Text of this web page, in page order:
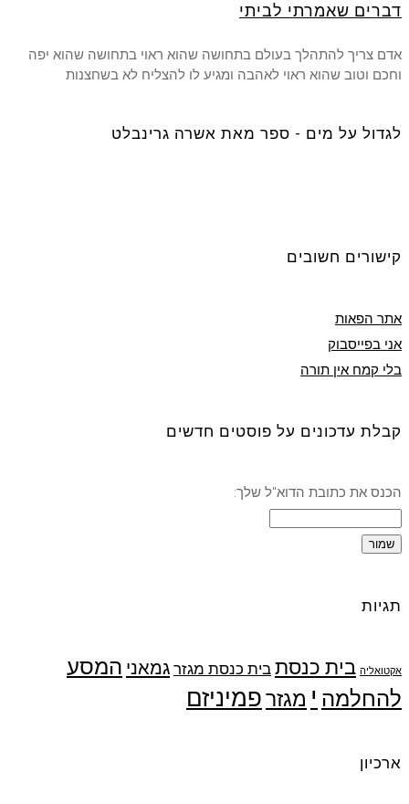
דברים שאמרתי לביתי
אדם צריך להתהלך בעולם בתחושה שהוא ראוי בתחושה שהוא יפה
וחכם וטוב שהוא ראוי לאהבה ומגיע לו להצליח לא בשחצנות
לגדול על מים - ספר מאת אשרה גרינבלט
קישורים חשובים
אתר הפאות
אני בפייסבוק
בלי קמח אין תורה
קבלת עדכונים על פוסטים חדשים
הכנס את כתובת הדוא"ל שלך:
תגיות
אקטואליה בית כנסת בית כנסת מגזר גמאני המסע
להחלמה י מגזרפמיניזם
ארכיון